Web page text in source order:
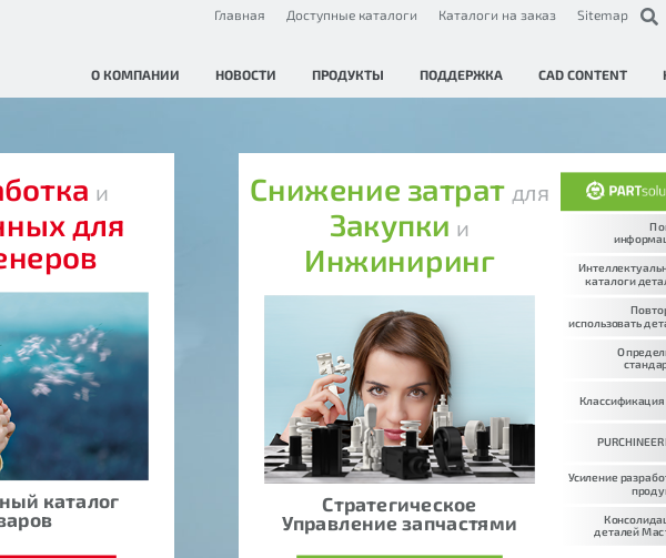
Главная Доступные каталоги Каталоги на заказ Sitemap
О КОМПАНИИ НОВОСТИ ПРОДУКТЫ ПОДДЕРЖКА CAD CONTENT
и
для
каталог
каталоги
использовать
Классификация
Усиление
деталей
Снижение затрат для
Закупки и
Инжиниринг
Стратегическое
Управление запчастями